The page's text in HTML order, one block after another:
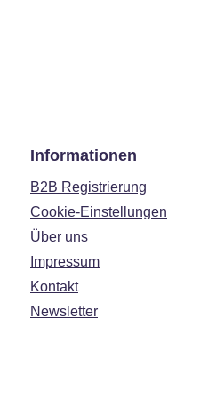
Informationen
B2B Registrierung
Cookie-Einstellungen
Über uns
Impressum
Kontakt
Newsletter